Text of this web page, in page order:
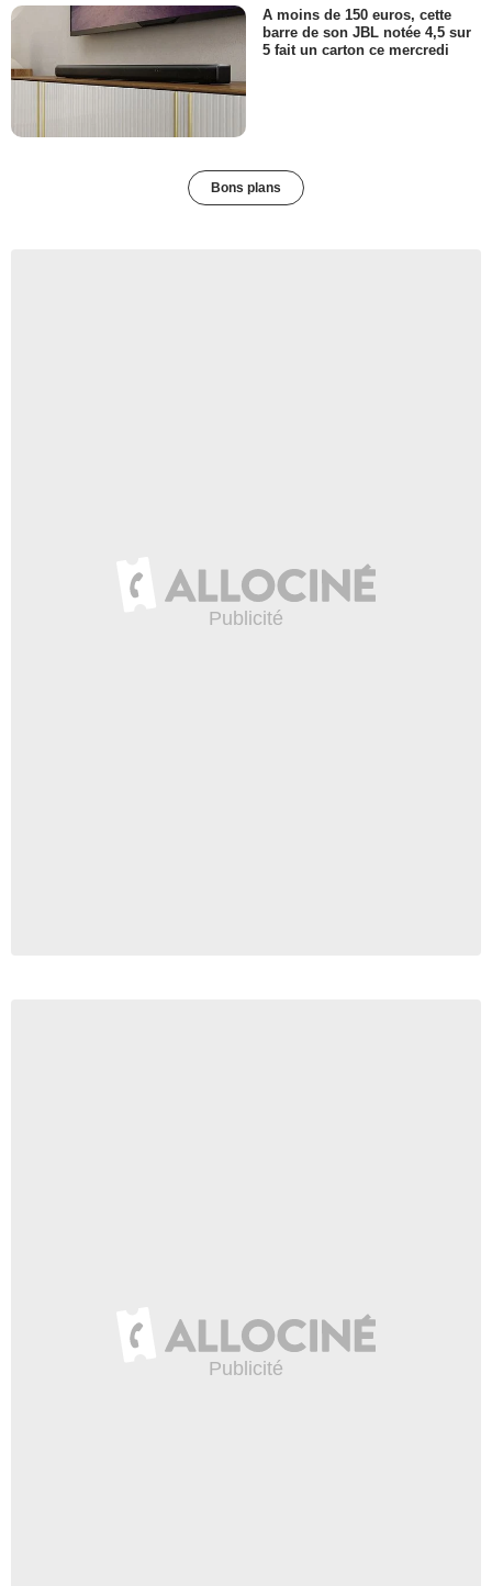
A moins de 150 euros, cette
barre de son JBL notée 4,5 sur
5 fait un carton ce mercredi
Bons plans